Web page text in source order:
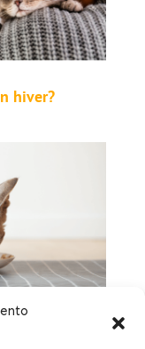
hiver?
pour mon